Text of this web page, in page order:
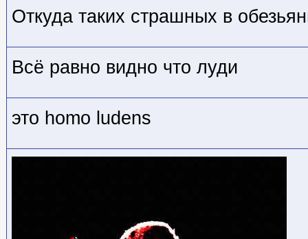
Откуда таких страшных в
Всё равно видно что луди
это homo ludens